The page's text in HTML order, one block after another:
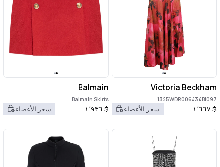
Victoria Beckham
1325WDR006434B|097
$ ١٬٦٦٧ سعر الأعضاء
Balmain
Balmain Skirts
$ ١٬٩٣٦ سعر الأعضاء